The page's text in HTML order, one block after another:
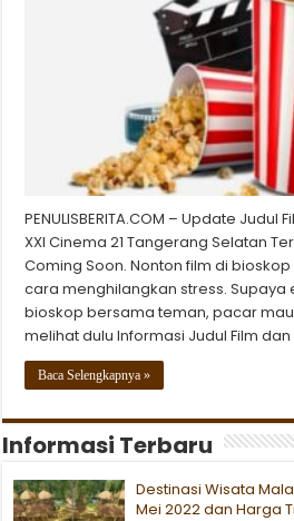
PENULISBERITA.COM – Update Judul
XXI Cinema 21 Tangerang Selatan
Coming Soon. Nonton film di
cara menghilangkan stress. Supaya
bioskop bersama teman, pacar
melihat dulu Informasi Judul Film dan
Baca Selengkapnya »
Informasi Terbaru
Destinasi Wisata
Mei 2022 dan Harga